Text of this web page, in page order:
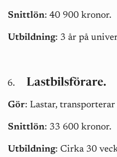
Snittlön: 40 900 kronor.
Utbildning: 3 år på
Lastbilsförare.
Gör: Lastar, transporterar
Snittlön: 33 600 kronor.
Utbildning: Cirka 30